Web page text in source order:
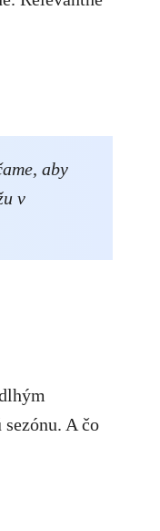
aby
v
A čo